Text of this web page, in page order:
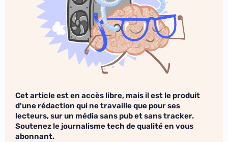
Cet article est en accès libre, mais il est le produit
d'une rédaction qui ne travaille que pour ses
lecteurs, sur un média sans pub et sans tracker.
Soutenez le journalisme tech de qualité en vous
abonnant.